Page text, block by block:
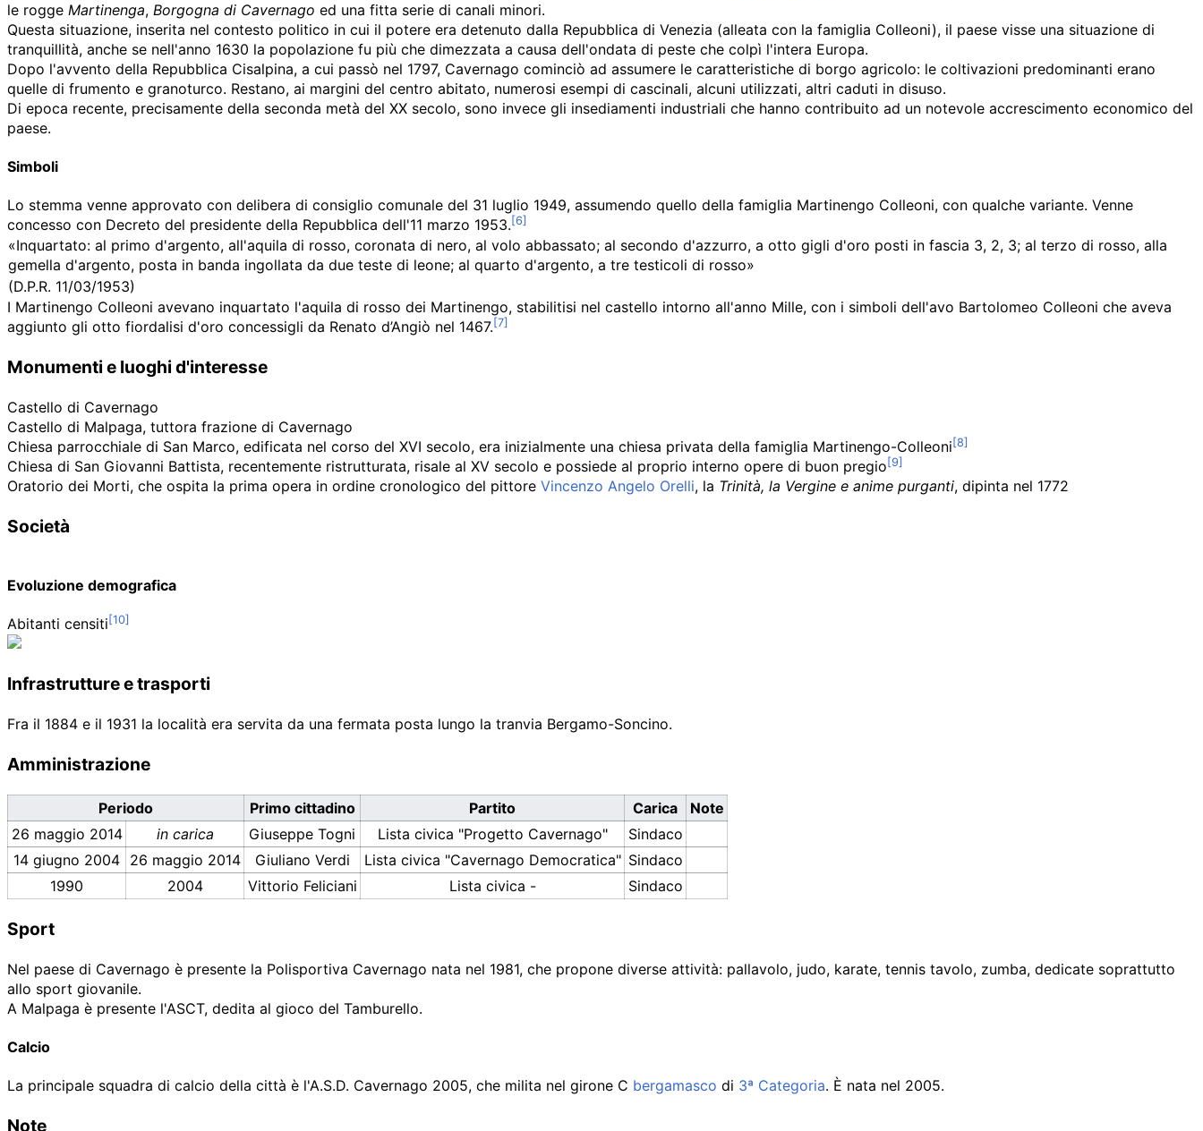
le rogge Martinenga, Borgogna di Cavernago ed una fitta serie di canali minori.
Questa situazione, inserita nel contesto politico in cui il potere era detenuto dalla Repubblica di Venezia (alleata con la famiglia Colleoni), il paese visse una situazione di
tranquillità, anche se nell'anno 1630 la popolazione fu più che dimezzata a causa dell'ondata di peste che colpì l'intera Europa.
Dopo l'avvento della Repubblica Cisalpina, a cui passò nel 1797, Cavernago cominciò ad assumere le caratteristiche di borgo agricolo: le coltivazioni predominanti erano
quelle di frumento e granoturco. Restano, ai margini del centro abitato, numerosi esempi di cascinali, alcuni utilizzati, altri caduti in disuso.
Di epoca recente, precisamente della seconda metà del XX secolo, sono invece gli insediamenti industriali che hanno contribuito ad un notevole accrescimento economico del
paese.
Simboli
Lo stemma venne approvato con delibera di consiglio comunale del 31 luglio 1949, assumendo quello della famiglia Martinengo Colleoni, con qualche variante. Venne
concesso con Decreto del presidente della Repubblica dell'11 marzo 1953.
«Inquartato: al primo d'argento, all'aquila di rosso, coronata di nero, al volo abbassato; al secondo d'azzurro, a otto gigli d'oro posti in fascia 3, 2, 3; al terzo di rosso, alla
gemella d'argento, posta in banda ingollata da due teste di leone; al quarto d'argento, a tre testicoli di rosso»
(D.P.R. 11/03/1953)
I Martinengo Colleoni avevano inquartato l'aquila di rosso dei Martinengo, stabilitisi nel castello intorno all'anno Mille, con i simboli dell'avo Bartolomeo Colleoni che aveva
aggiunto gli otto fiordalisi d'oro concessigli da Renato d’Angiò nel 1467.
Monumenti e luoghi d'interesse
Castello di Cavernago
Castello di Malpaga, tuttora frazione di Cavernago
Chiesa parrocchiale di San Marco, edificata nel corso del XVI secolo, era inizialmente una chiesa privata della famiglia Martinengo-Colleoni
Chiesa di San Giovanni Battista, recentemente ristrutturata, risale al XV secolo e possiede al proprio interno opere di buon pregio
Oratorio dei Morti, che ospita la prima opera in ordine cronologico del pittore Vincenzo Angelo Orelli, la Trinità, la Vergine e anime purganti, dipinta nel 1772
Società
Evoluzione demografica
Abitanti censiti
Infrastrutture e trasporti
Fra il 1884 e il 1931 la località era servita da una fermata posta lungo la tranvia Bergamo-Soncino.
Amministrazione
Periodo Primo cittadino Partito Carica
Note
26 maggio 2014
in carica Giuseppe Togni Lista civica "Progetto Cavernago"
Sindaco
14 giugno 2004 26 maggio 2014 Giuliano Verdi Lista civica "Cavernago Democratica" Sindaco
1990
2004 Vittorio Feliciani Lista civica - Sindaco
Sport
Nel paese di Cavernago è presente la Polisportiva Cavernago nata nel 1981, che propone diverse attività: pallavolo, judo, karate, tennis tavolo, zumba, dedicate soprattutto
allo sport giovanile.
A Malpaga è presente l'ASCT, dedita al gioco del Tamburello.
Calcio
La principale squadra di calcio della città è l'A.S.D. Cavernago 2005, che milita nel girone C bergamasco di 3ª Categoria. È nata nel 2005.
Note